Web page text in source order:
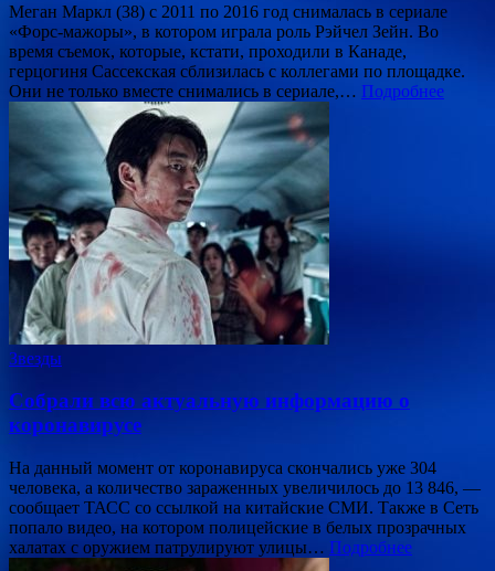
Меган Маркл (38) с 2011 по 2016 год снималась в сериале
«Форс-мажоры», в котором играла роль Рэйчел Зейн. Во
время съемок, которые, кстати, проходили в Канаде,
герцогиня Сассекская сблизилась с коллегами по площадке.
Они не только вместе снимались в сериале,… Подробнее
Звезды
Собрали всю актуальную информацию о
коронавирусе
На данный момент от коронавируса скончались уже 304
человека, а количество зараженных увеличилось до 13 846, —
сообщает ТАСС со ссылкой на китайские СМИ. Также в Сеть
попало видео, на котором полицейские в белых прозрачных
халатах с оружием патрулируют улицы… Подробнее